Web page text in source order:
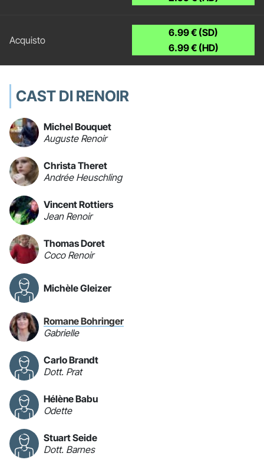
6.99 € (SD)
6.99 € (HD)
CAST DI RENOIR
Michel Bouquet
Auguste Renoir
Christa Theret
Andrée Heuschling
Vincent Rottiers
Jean Renoir
Thomas Doret
Coco Renoir
Michèle Gleizer
Romane Bohringer
Gabrielle
Carlo Brandt
Dott. Prat
Hélène Babu
Odette
Stuart Seide
Dott. Barnes